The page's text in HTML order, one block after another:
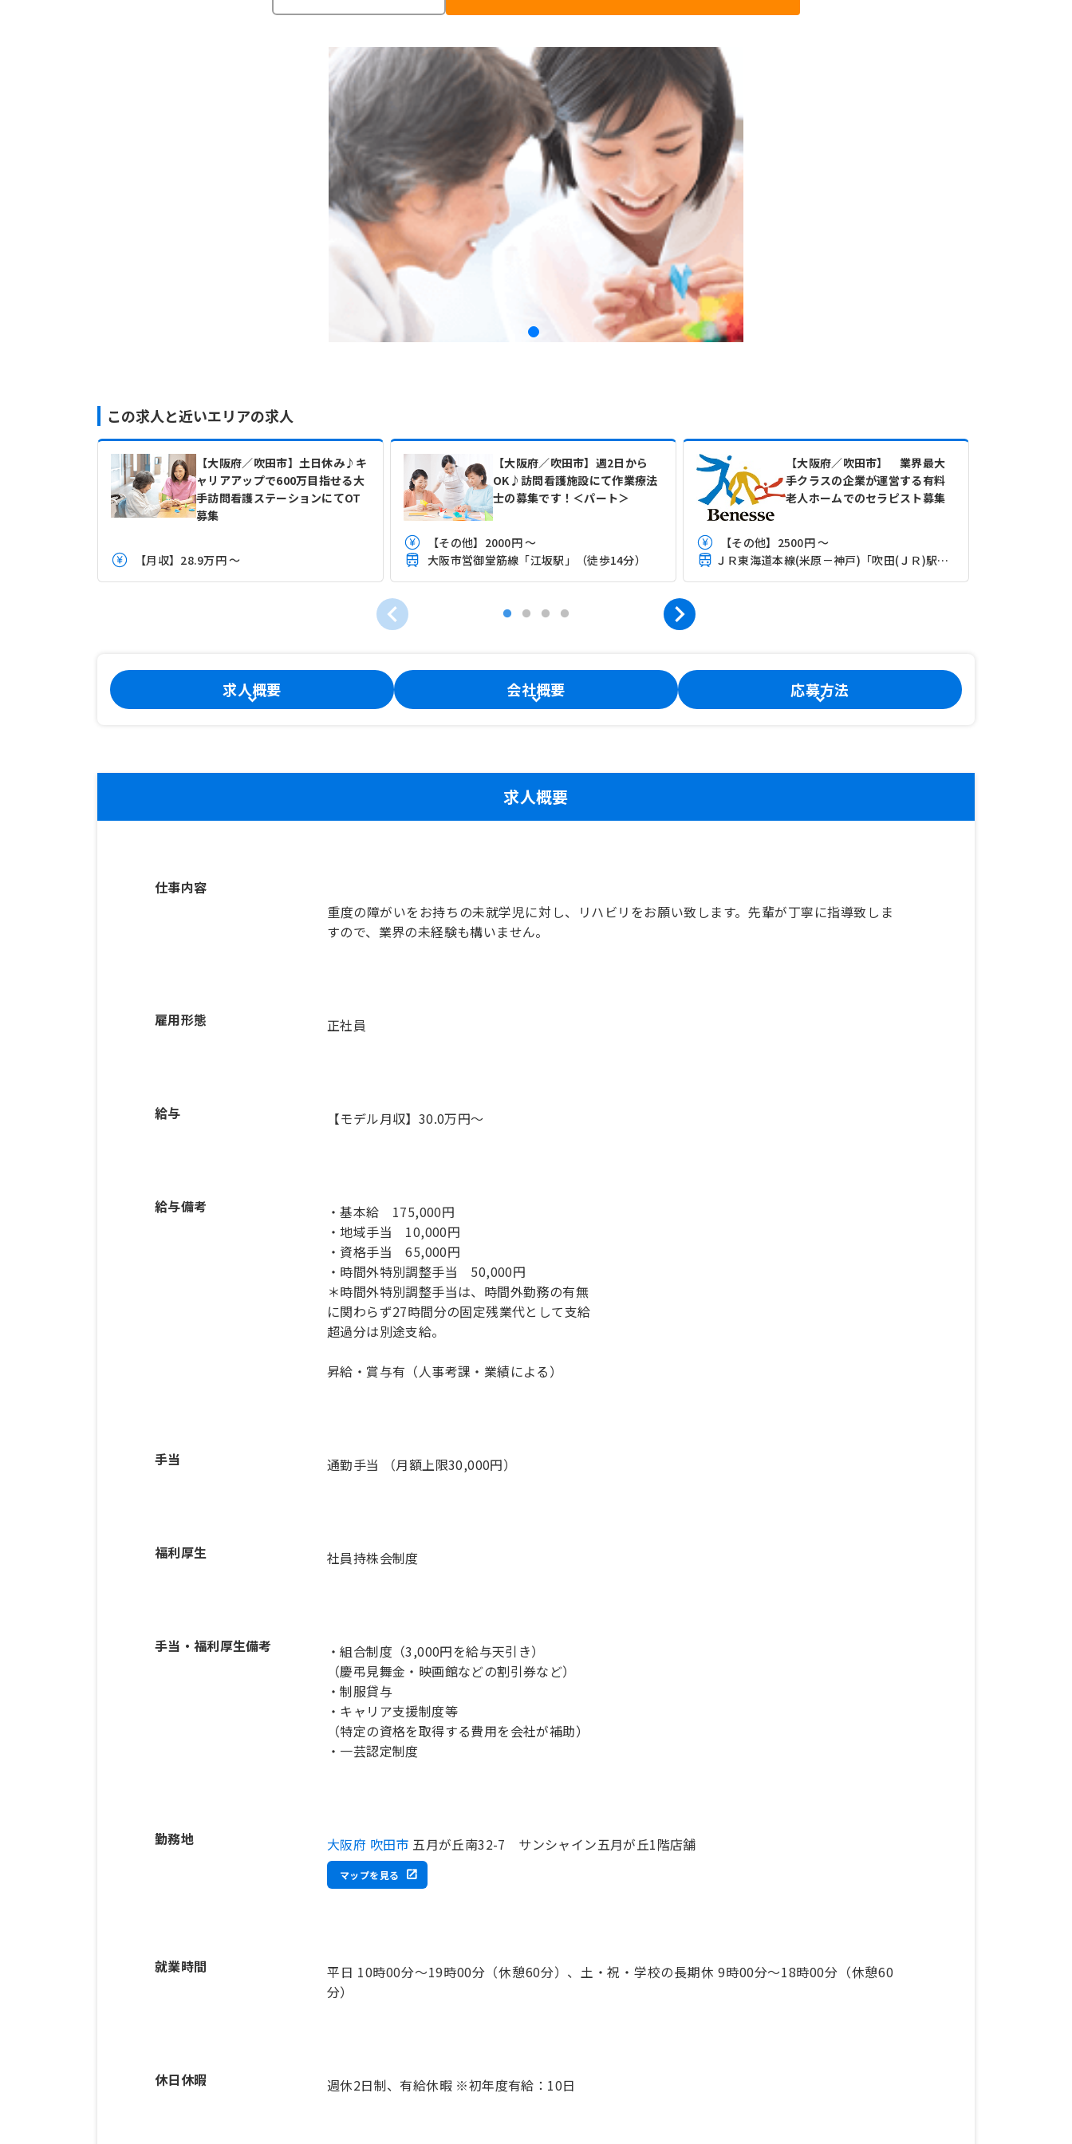
この求人と近いエリアの求人
【大阪府／吹田市】土日休み♪キ
ャリアアップで600万目指せる大
手訪問看護ステーションにてOT
募集
【月収】28.9万円 ～
【大阪府／吹田市】週2日から
OK♪訪問看護施設にて作業療法
士の募集です！＜パート＞
【その他】2000円 ～
大阪市営御堂筋線「江坂駅」（徒歩14分）
【大阪府／吹田市】 業界最大
手クラスの企業が運営する有料
老人ホームでのセラピスト募集
【その他】2500円 ～
ＪＲ東海道本線(米原－神戸)「吹田(ＪＲ)駅」（徒歩14分）
求人概要 会社概要 応募方法
求人概要
仕事内容
重度の障がいをお持ちの未就学児に対し、リハビリをお願い致します。先輩が丁寧に指導致しま
すので、業界の未経験も構いません。
雇用形態 正社員
給与 【モデル月収】30.0万円〜
給与備考
・基本給 175,000円
・地域手当 10,000円
・資格手当 65,000円
・時間外特別調整手当 50,000円
＊時間外特別調整手当は、時間外勤務の有無
に関わらず27時間分の固定残業代として支給
超過分は別途支給。
昇給・賞与有（人事考課・業績による）
手当 通勤手当 （月額上限30,000円）
福利厚生 社員持株会制度
手当・福利厚生備考
・組合制度（3,000円を給与天引き）
（慶弔見舞金・映画館などの割引券など）
・制服貸与
・キャリア支援制度等
（特定の資格を取得する費用を会社が補助）
・一芸認定制度
勤務地 大阪府 吹田市 五月が丘南32-7 サンシャイン五月が丘1階店舗
マップを見る
就業時間
平日 10時00分〜19時00分（休憩60分）、土・祝・学校の長期休 9時00分〜18時00分（休憩60
分）
休日休暇 週休2日制、有給休暇 ※初年度有給：10日